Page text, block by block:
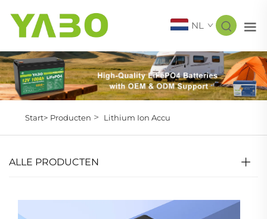
NL
Start> Producten > Lithium Ion Accu
ALLE PRODUCTEN